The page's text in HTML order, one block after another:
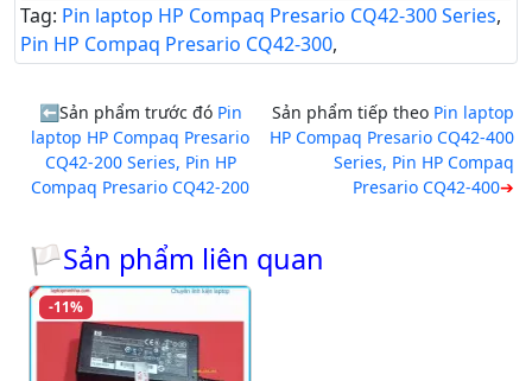
Tag: Pin laptop HP Compaq Presario CQ42-300 Series,
Pin HP Compaq Presario CQ42-300,
Sản phẩm trước đó Pin
laptop HP Compaq Presario
CQ42-200 Series, Pin HP
Compaq Presario CQ42-200
Sản phẩm tiếp theo Pin laptop
HP Compaq Presario CQ42-400
Series, Pin HP Compaq
Presario CQ42-400
🏳Sản phẩm liên quan
-11%